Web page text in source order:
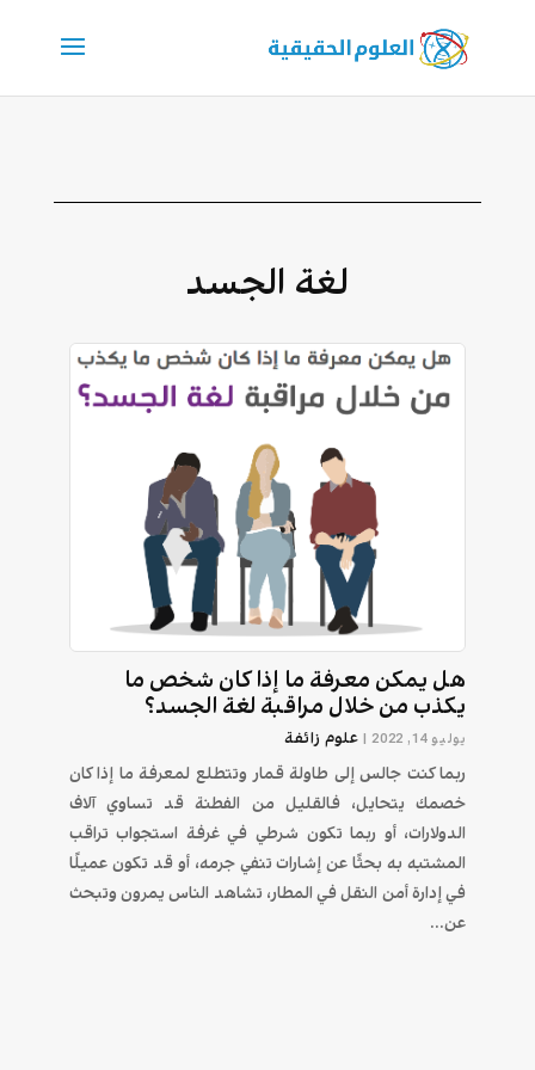
لغة الجسد
هل يمكن معرفة ما إذا كان شخص ما
يكذب من خلال مراقبة لغة الجسد؟
يوليو 14, 2022 | علوم زائفة
ربما كنت جالس إلى طاولة قمار وتتطلع لمعرفة ما إذا كان
خصمك يتحايل، فالقليل من الفطنة قد تساوي آلاف
الدولارات، أو ربما تكون شرطي في غرفة استجواب تراقب
المشتبه به بحثًا عن إشارات تنفي جرمه، أو قد تكون عميلًا
في إدارة أمن النقل في المطار، تشاهد الناس يمرون وتبحث
عن...